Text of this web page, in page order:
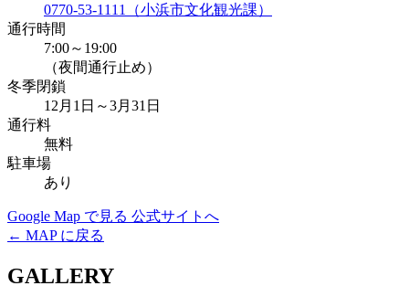
0770-53-1111（小浜市文化観光課）
通行時間
7:00～19:00
（夜間通行止め）
冬季閉鎖
12月1日～3月31日
通行料
無料
駐車場
あり
Google Map で見る 公式サイトへ
← MAP に戻る
GALLERY